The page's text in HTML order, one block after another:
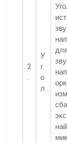
2
.
У
г
о
л